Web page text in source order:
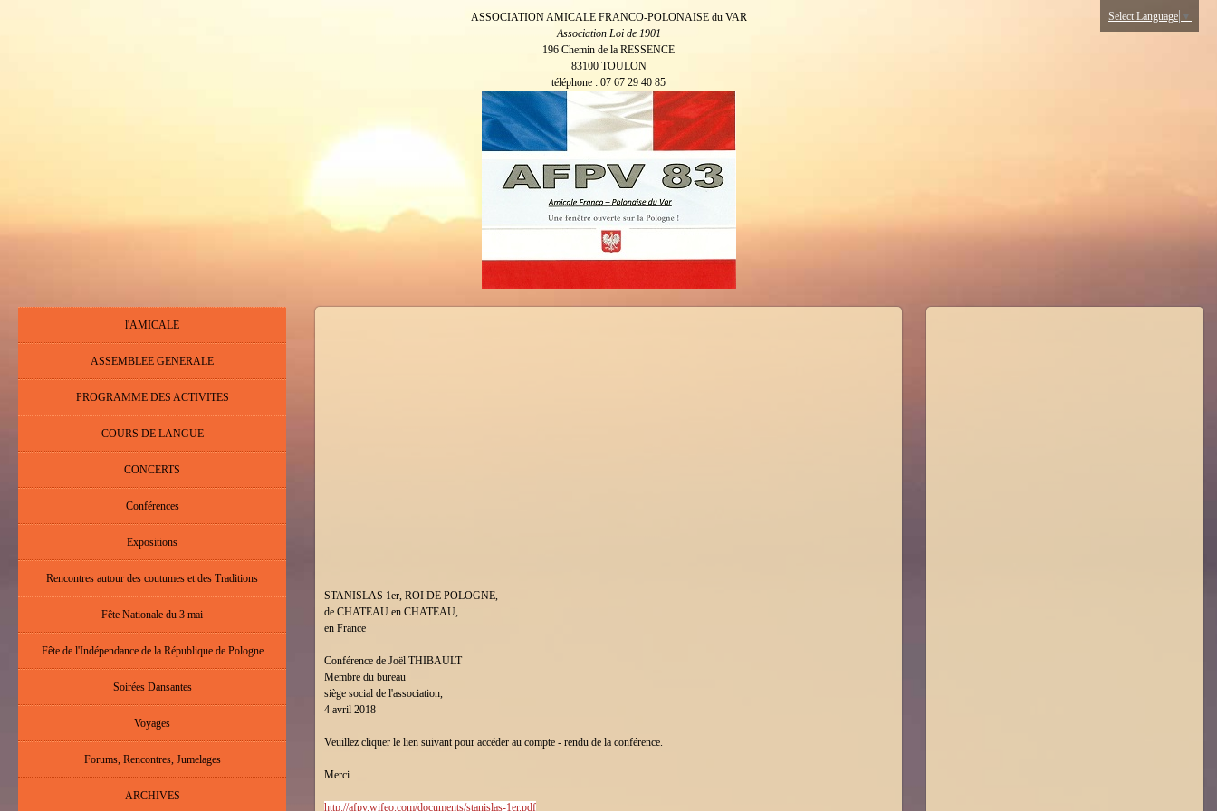
Select Language ▼
ASSOCIATION AMICALE FRANCO-POLONAISE du VAR
Association Loi de 1901
196 Chemin de la RESSENCE
83100 TOULON
téléphone : 07 67 29 40 85
l'AMICALE
ASSEMBLEE GENERALE
PROGRAMME DES ACTIVITES
COURS DE LANGUE
CONCERTS
Conférences
Expositions
Rencontres autour des coutumes et des Traditions
Fête Nationale du 3 mai
Fête de l'Indépendance de la République de Pologne
Soirées Dansantes
Voyages
Forums, Rencontres, Jumelages
ARCHIVES
STANISLAS 1er, ROI DE POLOGNE,
de CHATEAU en CHATEAU,
en France
Conférence de Joël THIBAULT
Membre du bureau
siège social de l'association,
4 avril 2018
Veuillez cliquer le lien suivant pour accéder au compte - rendu de la conférence.
Merci.
http://afpv.wifeo.com/documents/stanislas-1er.pdf